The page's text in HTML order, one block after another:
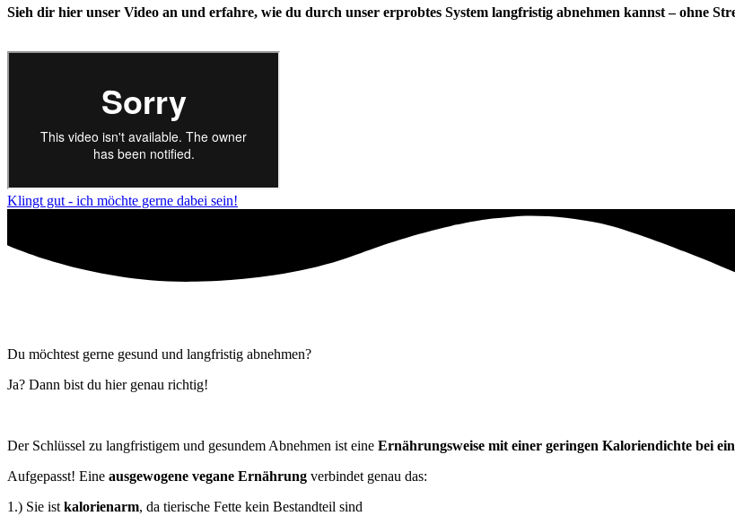
Sieh dir hier unser Video an und erfahre, wie du durch unser erprobtes System langfristig abnehmen kannst – ohne
Klingt gut - ich möchte gerne dabei sein!
Du möchtest gerne gesund und langfristig abnehmen?
Ja? Dann bist du hier genau richtig!
Der Schlüssel zu langfristigem und gesundem Abnehmen ist eine Ernährungsweise mit einer geringen Kaloriendichte bei
Aufgepasst! Eine ausgewogene vegane Ernährung verbindet genau das:
1.) Sie ist kalorienarm, da tierische Fette kein Bestandteil sind